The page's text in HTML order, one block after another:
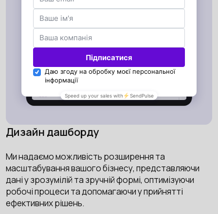
Дизайн дашборду
Ми надаємо можливість розширення та
масштабування вашого бізнесу, представляючи
дані у зрозумілій та зручній формі, оптимізуючи
робочі процеси та допомагаючи у прийнятті
ефективних рішень.